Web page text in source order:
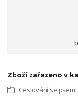
Zboží zařazeno v
Cestování se psem